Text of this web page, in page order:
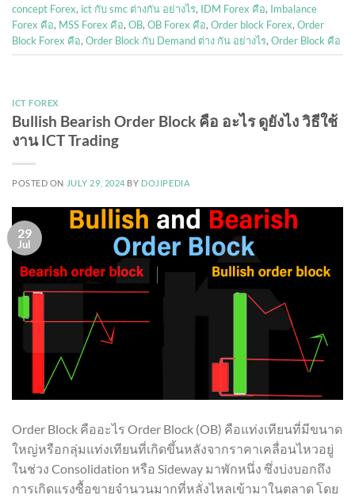
concept Forex, ict กับ smc ต่างกัน อย่างไร, IDM Forex คือ, Imbalance
Forex คือ, MSS Forex คือ, OB, OB Forex คือ, Order block Forex, Order
Block Forex คือ, Order Block กับ Demand ต่าง กัน อย่างไร, Order Block คือ
ICT FOREX
Bullish Bearish Order Block คือ อะไร ดูยังไง วิธีใช้
งาน ICT Trading
POSTED ON JULY 29, 2024 BY DOJIPEDIA
29
Jul
Order Block คืออะไร Order Block (OB) คือแท่งเทียนที่มีขนาด
ใหญ่หรือกลุ่มแท่งเทียนที่เกิดขึ้นหลังจากราคาเคลื่อนไหวอยู่
ในช่วง Consolidation หรือ Sideway มาพักหนึ่ง ซึ่งบ่งบอกถึง
การเกิดแรงซื้อขายจำนวนมากที่หลั่งไหลเข้ามาในตลาด โดย